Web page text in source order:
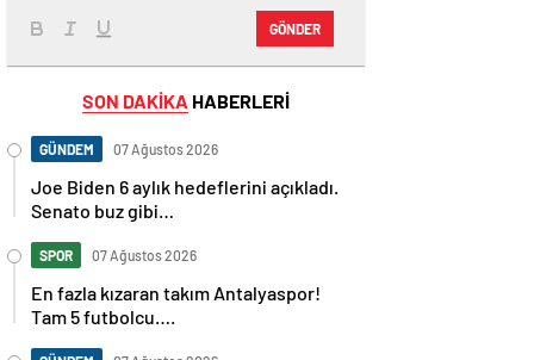
GÖNDER
SON DAKİKA HABERLERİ
GÜNDEM 07 Ağustos 2026
Joe Biden 6 aylık hedeflerini açıkladı.
Senato buz gibi…
SPOR 07 Ağustos 2026
En fazla kızaran takım Antalyaspor!
Tam 5 futbolcu….